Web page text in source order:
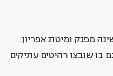
מפנק ומיטת אפריון.
בו שובצו רהיטים עתיקים